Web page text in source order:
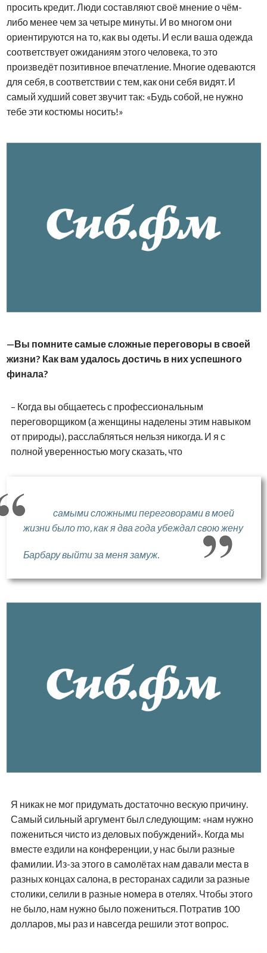
просить кредит. Люди составляют своё мнение о чём-
либо менее чем за четыре минуты. И во многом они
ориентируются на то, как вы одеты. И если ваша одежда
соответствует ожиданиям этого человека, то это
произведёт позитивное впечатление. Многие одеваются
для себя, в соответствии с тем, как они себя видят. И
самый худший совет звучит так: «Будь собой, не нужно
тебе эти костюмы носить!»
Вы помните самые сложные переговоры в своей
жизни? Как вам удалось достичь в них успешного
финала?
– Когда вы общаетесь с профессиональным
переговорщиком (а женщины наделены этим навыком
от природы), расслабляться нельзя никогда. И я с
полной уверенностью могу сказать, что
самыми сложными переговорами в моей
жизни было то, как я два года убеждал свою жену
Барбару выйти за меня замуж.
Я никак не мог придумать достаточно вескую причину.
Самый сильный аргумент был следующим: «нам нужно
пожениться чисто из деловых побуждений». Когда мы
вместе ездили на конференции, у нас были разные
фамилии. Из-за этого в самолётах нам давали места в
разных концах салона, в ресторанах садили за разные
столики, селили в разные номера в отелях. Чтобы этого
не было, нам нужно было пожениться. Потратив 100
долларов, мы раз и навсегда решили этот вопрос.